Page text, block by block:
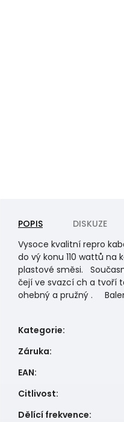
POPIS DISKUZE
Vysoce kvalitní repro
do vý konu 110 wattů
plastové směsi.
čejí ve svazcí ch a tvoří
ohebný a pružný .
Kategorie:
Záruka:
EAN:
Citlivost:
Dělící frekvence: